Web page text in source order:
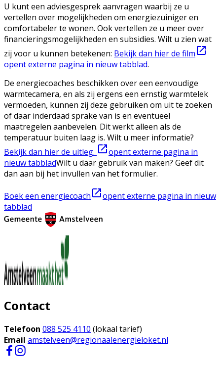
U kunt een adviesgesprek aanvragen waarbij ze u
vertellen over mogelijkheden om energiezuiniger en
comfortabeler te wonen. Ook vertellen ze u meer over
financieringsmogelijkheden en subsidies. Wilt u zien wat
zij voor u kunnen betekenen: Bekijk dan hier de film
opent externe pagina in nieuw tabblad.
De energiecoaches beschikken over een eenvoudige
warmtecamera, en als zij ergens een ernstig warmtelek
vermoeden, kunnen zij deze gebruiken om uit te zoeken
of daar inderdaad sprake van is en eventueel
maatregelen aanbevelen. Dit werkt alleen als de
temperatuur buiten laag is. Wilt u meer informatie?
Bekijk dan hier de uitleg.
opent externe pagina in
nieuw tabbladWilt u daar gebruik van maken? Geef dit
dan aan bij het invullen van het formulier.
Boek een energiecoach
opent externe pagina in nieuw
tabblad
Contact
Telefoon 088 525 4110 (lokaal tarief)
Email amstelveen@regionaalenergieloket.nl